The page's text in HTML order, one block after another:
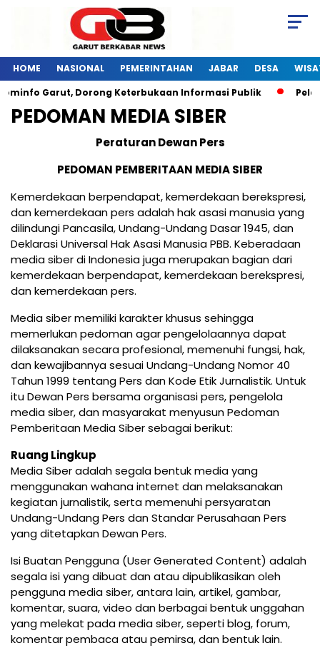
HOME NASIONAL PEMERINTAHAN JABAR DESA
Garut, Dorong Keterbukaan Informasi Publik
PEDOMAN MEDIA SIBER
Peraturan Dewan Pers
PEDOMAN PEMBERITAAN MEDIA SIBER
Kemerdekaan berpendapat, kemerdekaan berekspresi,
dan kemerdekaan pers adalah hak asasi manusia yang
dilindungi Pancasila, Undang-Undang Dasar 1945, dan
Deklarasi Universal Hak Asasi Manusia PBB. Keberadaan
media siber di Indonesia juga merupakan bagian dari
kemerdekaan berpendapat, kemerdekaan berekspresi,
dan kemerdekaan pers.
Media siber memiliki karakter khusus sehingga
memerlukan pedoman agar pengelolaannya dapat
dilaksanakan secara profesional, memenuhi fungsi, hak,
dan kewajibannya sesuai Undang-Undang Nomor 40
Tahun 1999 tentang Pers dan Kode Etik Jurnalistik. Untuk
itu Dewan Pers bersama organisasi pers, pengelola
media siber, dan masyarakat menyusun Pedoman
Pemberitaan Media Siber sebagai berikut:
Ruang Lingkup
Media Siber adalah segala bentuk media yang
menggunakan wahana internet dan melaksanakan
kegiatan jurnalistik, serta memenuhi persyaratan
Undang-Undang Pers dan Standar Perusahaan Pers
yang ditetapkan Dewan Pers.
Isi Buatan Pengguna (User Generated Content) adalah
segala isi yang dibuat dan atau dipublikasikan oleh
pengguna media siber, antara lain, artikel, gambar,
komentar, suara, video dan berbagai bentuk unggahan
yang melekat pada media siber, seperti blog, forum,
komentar pembaca atau pemirsa, dan bentuk lain.